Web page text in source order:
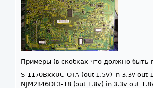
Примеры (в скобках что должно быть
S-1170BxxUC-OTA (out 1.5v) in 3.3v out
NJM2846DL3-18 (out 1.8v) in 3.3v out